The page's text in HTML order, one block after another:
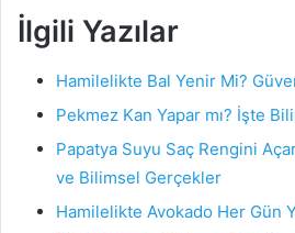
İlgili Yazılar
Hamilelikte Bal Yenir Mi?
Pekmez Kan Yapar mı? İşte
Papatya Suyu Saç Rengini
ve Bilimsel Gerçekler
Hamilelikte Avokado Her Gün